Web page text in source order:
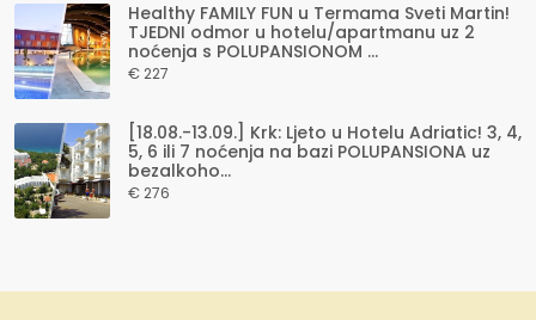
Healthy FAMILY FUN u Termama Sveti Martin!
TJEDNI odmor u hotelu/apartmanu uz 2
noćenja s POLUPANSIONOM ...
€ 227
[18.08.-13.09.] Krk: Ljeto u Hotelu Adriatic! 3, 4,
5, 6 ili 7 noćenja na bazi POLUPANSIONA uz
bezalkoho...
€ 276